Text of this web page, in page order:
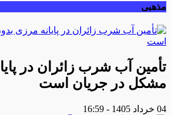
مذهبی
تأمین آب شرب زائران در
مشکل در جریان است
04 خرداد 1405 - 16:59